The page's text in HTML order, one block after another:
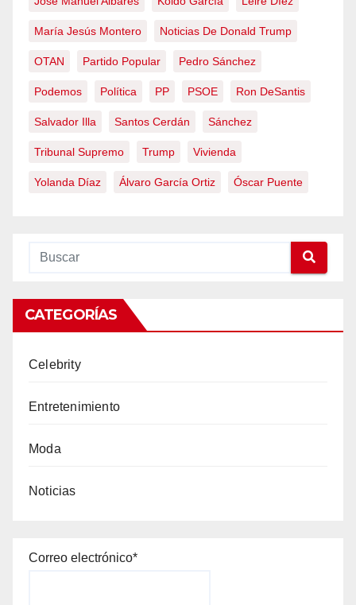
María Jesús Montero Noticias De Donald Trump
OTAN Partido Popular Pedro Sánchez
Podemos Política PP PSOE Ron DeSantis
Salvador Illa Santos Cerdán Sánchez
Tribunal Supremo Trump Vivienda
Yolanda Díaz Álvaro García Ortiz Óscar Puente
CATEGORÍAS
Celebrity
Entretenimiento
Moda
Noticias
Correo electrónico*